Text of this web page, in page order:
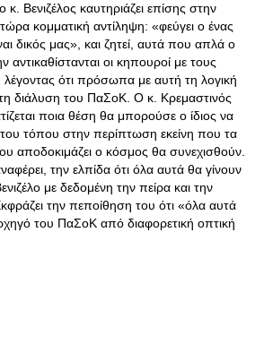
Βενιζέλος καυτηριάζει επίσης στην
κομματική αντίληψη: «φεύγει ο ένας
δικός μας», και ζητεί, αυτά που απλά ο
αντικαθίστανται οι κηπουροί με τους
ότι πρόσωπα με αυτή τη λογική
διάλυση του ΠαΣοΚ. Ο κ. Κρεμαστινός
ποια θέση θα μπορούσε ο ίδιος να
του τόπου στην περίπτωση εκείνη που τα
αποδοκιμάζει ο κόσμος θα συνεχισθούν.
την ελπίδα ότι όλα αυτά θα γίνουν
με δεδομένη την πείρα και την
την πεποίθηση του ότι «όλα αυτά
του ΠαΣοΚ από διαφορετική οπτική